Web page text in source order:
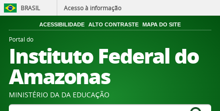
BRASIL Acesso à informação
ACESSIBILIDADE ALTO CONTRASTE MAPA DO SITE
Portal do
Instituto Federal do
Amazonas
MINISTÉRIO DA DA EDUCAÇÃO
Search Site